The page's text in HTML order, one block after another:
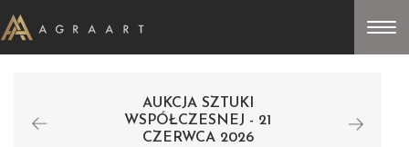
AUKCJA SZTUKI
WSPÓŁCZESNEJ - 21
CZERWCA 2026